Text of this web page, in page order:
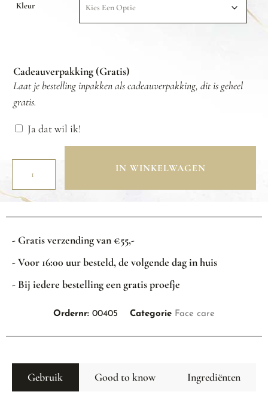
Kleur
Cadeauverpakking (Gratis)
Laat je bestelling inpakken als cadeauverpakking, dit is geheel
gratis.
Ja dat wil ik!
IN WINKELWAGEN
- Gratis verzending van €55,-
- Voor 16:00 uur besteld, de volgende dag in huis
- Bij iedere bestelling een gratis proefje
Ordernr: 00405 Categorie Face care
Gebruik Good to know Ingrediënten